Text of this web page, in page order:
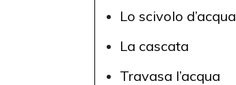
Lo scivolo d’acqua
La cascata
Travasa l’acqua